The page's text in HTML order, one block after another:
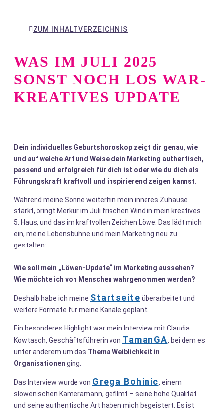
ZUM INHALTVERZEICHNIS
WAS IM JULI 2025
SONST NOCH LOS WAR-
KREATIVES UPDATE
Dein individuelles Geburtshoroskop zeigt dir genau, wie
und auf welche Art und Weise dein Marketing authentisch,
passend und erfolgreich für dich ist oder wie du dich als
Führungskraft kraftvoll und inspirierend zeigen kannst.
Während meine Sonne weiterhin mein inneres Zuhause
stärkt, bringt Merkur im Juli frischen Wind in mein kreatives
5. Haus, und das im kraftvollen Zeichen Löwe. Das lädt mich
ein, meine Lebensbühne und mein Marketing neu zu
gestalten:
Wie soll mein „Löwen-Update“ im Marketing aussehen?
Wie möchte ich von Menschen wahrgenommen werden?
Deshalb habe ich meine Startseite überarbeitet und
weitere Formate für meine Kanäle geplant.
Ein besonderes Highlight war mein Interview mit Claudia
Kowtasch, Geschäftsführerin von TamanGA, bei dem es
unter anderem um das Thema Weiblichkeit in
Organisationen ging.
Das Interview wurde von Grega Bohinic, einem
slowenischen Kameramann, gefilmt – seine hohe Qualität
und seine authentische Art haben mich begeistert. Es ist